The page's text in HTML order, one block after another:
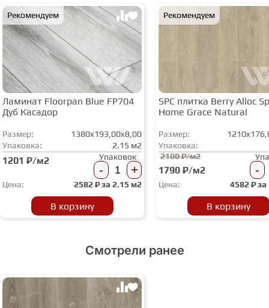
Рекомендуем
Ламинат Floorpan Blue FP704
Дуб Касадор
Размер:
1380x193,00x8,00
Упаковка:
2.15 м2
1201 ₽/м2 Упаковок
- +
Цена: 2582₽ за 2.15 м2
В корзину
Рекомендуем
SPC плитка Berry Alloc
Home Grace Natural
Размер:
Упаковка:
2100 ₽/м2
1790 ₽/м2 -
Цена: 4582₽ за
В корзину
Смотрели ранее